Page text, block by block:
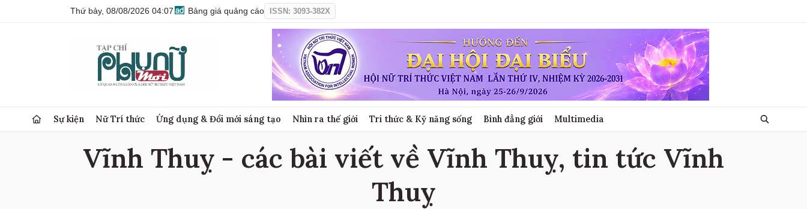
Thứ bảy, 08/08/2026 04:07 Bảng giá quảng cáo ISSN: 3093-382X
Sự kiện Nữ Trí thức Ứng dụng & Đổi mới sáng tạo Nhìn ra thế giới Tri thức & Kỹ năng sống Bình đẳng giới Multimedia
Vĩnh Thuỵ - các bài viết về Vĩnh Thuỵ, tin tức Vĩnh
Thuỵ